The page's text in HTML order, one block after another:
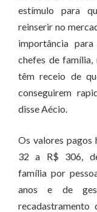
estímulo para
reinserir no
importância
chefes de
têm receio de
conseguirem
disse Aécio.
Os valores pagos
32 a R$ 306,
família por
anos e de